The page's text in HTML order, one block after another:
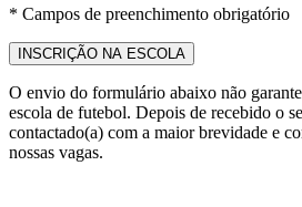
* Campos de preenchimento obrigatório
O envio do formulário abaixo não
escola de futebol. Depois de recebido o
contactado(a) com a maior brevidade e
nossas vagas.